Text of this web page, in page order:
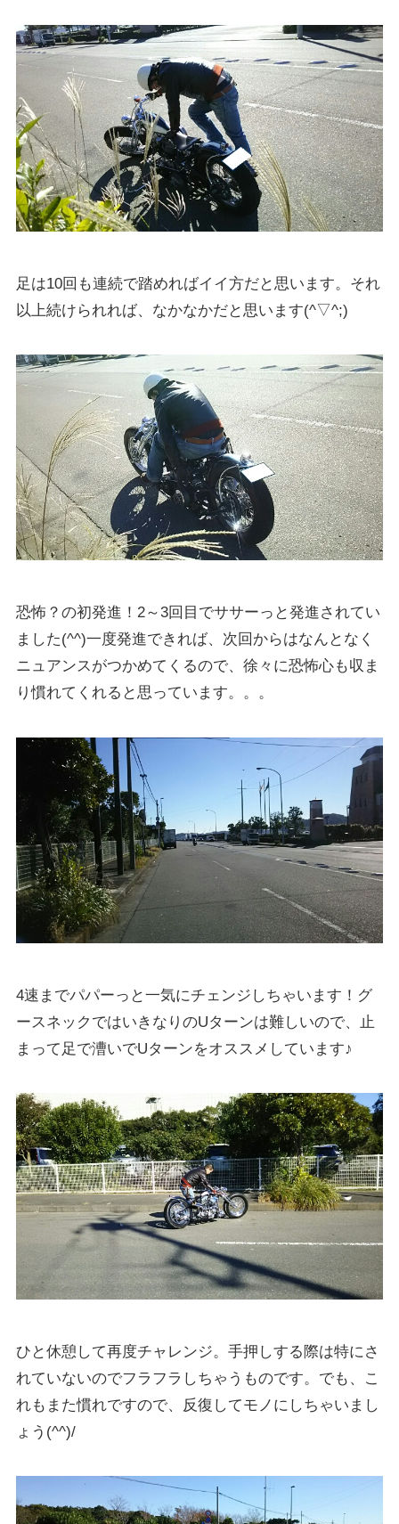
足は10回も連続で踏めればイイ方だと思います。それ
以上続けられれば、なかなかだと思います(^▽^;)
恐怖？の初発進！2～3回目でササーっと発進されてい
ました(^^)一度発進できれば、次回からはなんとなく
ニュアンスがつかめてくるので、徐々に恐怖心も収ま
り慣れてくれると思っています。。。
4速までパパーっと一気にチェンジしちゃいます！グ
ースネックではいきなりのUターンは難しいので、止
まって足で漕いでUターンをオススメしています♪
ひと休憩して再度チャレンジ。手押しする際は特にさ
れていないのでフラフラしちゃうものです。でも、こ
れもまた慣れですので、反復してモノにしちゃいまし
ょう(^^)/